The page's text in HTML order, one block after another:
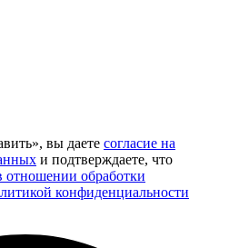
вы даете согласие на
и подтверждаете, что
отношении обработки
конфиденциальности